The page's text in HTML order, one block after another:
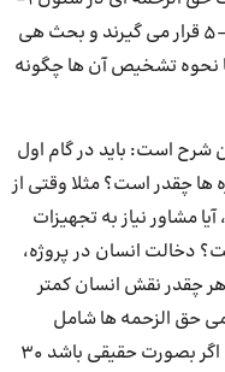
5 قرا می گیرند. خدمات نصب در ستون 2-5 قرار می گیرند و بحث هی
می گیرند. اما نحوه تشخیص آن ها چگونه
است: باید در گام اول
چقدر است؟ مثلا وقتی از
مشاور نیاز به تجهیزات
دخالت انسان در پروژه،
چقدر نقش انسان کمتر
حق الزحمه ها شامل
کارگران روزمزد و خدمات حرفه ای مشاوره اگر بصورت حقیقی باشد 30